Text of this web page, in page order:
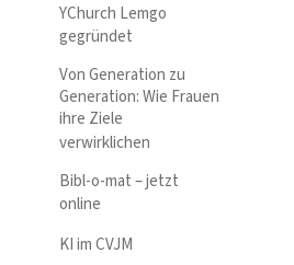
YChurch Lemgo
gegründet
Von Generation zu
Generation: Wie Frauen
ihre Ziele
verwirklichen
Bibl-o-mat – jetzt
online
KI im CVJM